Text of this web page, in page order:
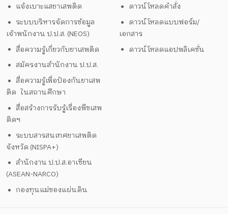
แจ้งเบาะแสยาเสพติด
ระบบบริหารจัดการข้อมูล
เจ้าพนักงาน ป.ป.ส. (NEOS)
สื่อความรู้เกี่ยวกับยาเสพติด
สมัครงานสำนักงาน ป.ป.ส.
สื่อความรู้เพื่อป้องกันยาเสพ
ติด ในสถานศึกษา
สื่อสร้างการรับรู้เรื่องพืชเสพ
ติดฯ
ระบบสารสนเทศยาเสพติด
จังหวัด (NISPA+)
สำนักงาน ป.ป.ส.อาเซียน
(ASEAN-NARCO)
กองทุนแม่ของแผ่นดิน
ดาวน์โหลดคำสั่ง
ดาวน์โหลดแบบฟอร์ม/
เอกสาร
ดาวน์โหลดแอปพลิเคชั่น